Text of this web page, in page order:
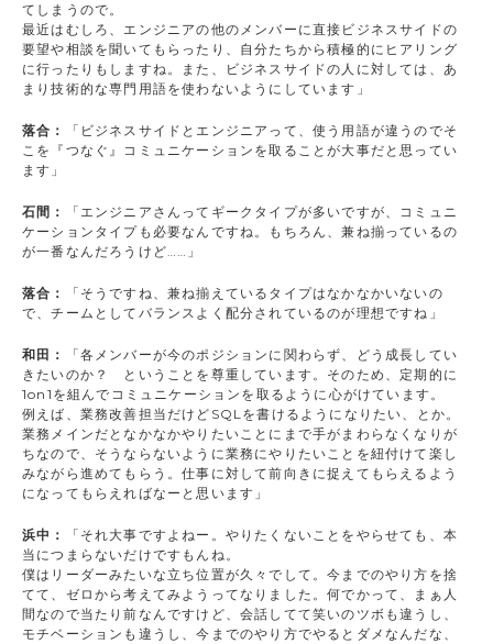
てしまうので。
最近はむしろ、エンジニアの他のメンバーに直接ビジネスサイドの
要望や相談を聞いてもらったり、自分たちから積極的にヒアリング
に行ったりもしますね。また、ビジネスサイドの人に対しては、あ
まり技術的な専門用語を使わないようにしています」
落合：
「ビジネスサイドとエンジニアって、使う用語が違うのでそ
こを『つなぐ』コミュニケーションを取ることが大事だと思ってい
ます」
石間：
「エンジニアさんってギークタイプが多いですが、コミュニ
ケーションタイプも必要なんですね。もちろん、兼ね揃っているの
が一番なんだろうけど……」
落合：
「そうですね、兼ね揃えているタイプはなかなかいないの
で、チームとしてバランスよく配分されているのが理想ですね」
和田：
「各メンバーが今のポジションに関わらず、どう成長してい
きたいのか？ ということを尊重しています。そのため、定期的に
1on1を組んでコミュニケーションを取るように心がけています。
例えば、業務改善担当だけどSQLを書けるようになりたい、とか。
業務メインだとなかなかやりたいことにまで手がまわらなくなりが
ちなので、そうならないように業務にやりたいことを紐付けて楽し
みながら進めてもらう。仕事に対して前向きに捉えてもらえるよう
になってもらえればなーと思います」
浜中：
「それ大事ですよねー。やりたくないことをやらせても、本
当につまらないだけですもんね。
僕はリーダーみたいな立ち位置が久々でして。今までのやり方を捨
てて、ゼロから考えてみようってなりました。何でかって、まぁ人
間なので当たり前なんですけど、会話してて笑いのツボも違うし、
モチベーションも違うし、今までのやり方でやるとダメなんだな、